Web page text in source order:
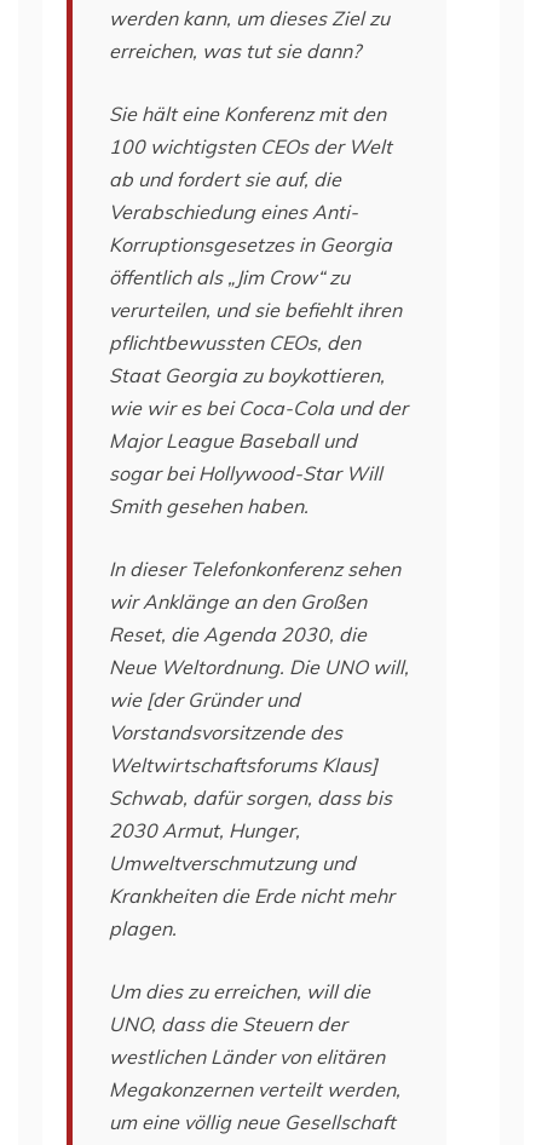
werden kann, um dieses Ziel zu
erreichen, was tut sie dann?
Sie hält eine Konferenz mit den
100 wichtigsten CEOs der Welt
ab und fordert sie auf, die
Verabschiedung eines Anti-
Korruptionsgesetzes in Georgia
öffentlich als „Jim Crow“ zu
verurteilen, und sie befiehlt ihren
pflichtbewussten CEOs, den
Staat Georgia zu boykottieren,
wie wir es bei Coca-Cola und der
Major League Baseball und
sogar bei Hollywood-Star Will
Smith gesehen haben.
In dieser Telefonkonferenz sehen
wir Anklänge an den Großen
Reset, die Agenda 2030, die
Neue Weltordnung. Die UNO will,
wie [der Gründer und
Vorstandsvorsitzende des
Weltwirtschaftsforums Klaus]
Schwab, dafür sorgen, dass bis
2030 Armut, Hunger,
Umweltverschmutzung und
Krankheiten die Erde nicht mehr
plagen.
Um dies zu erreichen, will die
UNO, dass die Steuern der
westlichen Länder von elitären
Megakonzernen verteilt werden,
um eine völlig neue Gesellschaft